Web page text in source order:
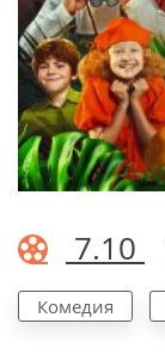
7.10
Комедия